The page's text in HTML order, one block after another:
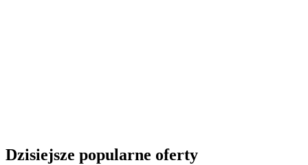
Dzisiejsze popularne oferty